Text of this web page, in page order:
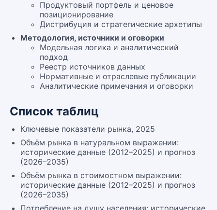
Продуктовый портфель и ценовое
позиционирование
Дистрибуция и стратегические архетипы
Методология, источники и оговорки
Модельная логика и аналитический
подход
Реестр источников данных
Нормативные и отраслевые публикации
Аналитические примечания и оговорки
Список таблиц
Ключевые показатели рынка, 2025
Объём рынка в натуральном выражении:
исторические данные (2012–2025) и прогноз
(2026–2035)
Объём рынка в стоимостном выражении:
исторические данные (2012–2025) и прогноз
(2026–2035)
Потребление на душу населения: исторические